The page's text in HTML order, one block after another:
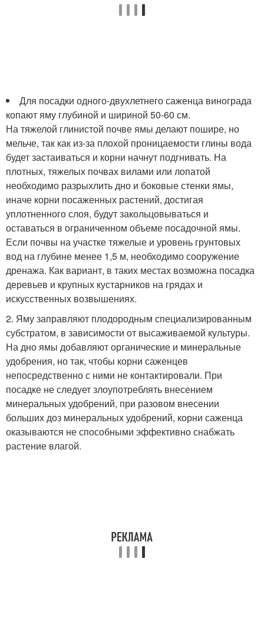
Для посадки одного-двухлетнего саженца винограда
копают яму глубиной и шириной 50-60 см.
На тяжелой глинистой почве ямы делают пошире, но
мельче, так как из-за плохой проницаемости глины вода
будет застаиваться и корни начнут подгнивать. На
плотных, тяжелых почвах вилами или лопатой
необходимо разрыхлить дно и боковые стенки ямы,
иначе корни посаженных растений, достигая
уплотненного слоя, будут закольцовываться и
оставаться в ограниченном объеме посадочной ямы.
Если почвы на участке тяжелые и уровень грунтовых
вод на глубине менее 1,5 м, необходимо сооружение
дренажа. Как вариант, в таких местах возможна посадка
деревьев и крупных кустарников на грядах и
искусственных возвышениях.
2. Яму заправляют плодородным специализированным
субстратом, в зависимости от высаживаемой культуры.
На дно ямы добавляют органические и минеральные
удобрения, но так, чтобы корни саженцев
непосредственно с ними не контактировали. При
посадке не следует злоупотреблять внесением
минеральных удобрений, при разовом внесении
больших доз минеральных удобрений, корни саженца
оказываются не способными эффективно снабжать
растение влагой.